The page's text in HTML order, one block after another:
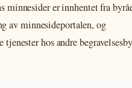
minnesider er innhentet fra
av minnesideportalen, og
hos andre